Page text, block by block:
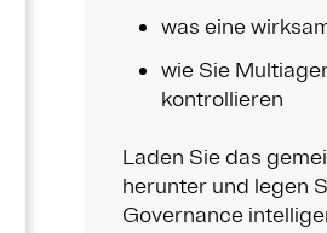
was eine
wie Sie
kontrollieren
Laden Sie das
herunter und legen
Governance